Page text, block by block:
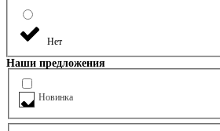
Нет
Наши предложения
Новинка